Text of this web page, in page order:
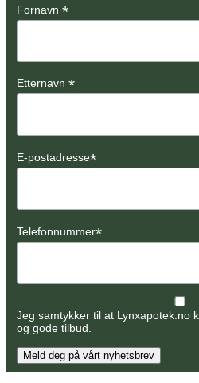
Fornavn *
Etternavn *
E-postadresse*
Telefonnummer*
Jeg samtykker til at Lynxapotek.no
og gode tilbud.
Meld deg på vårt nyhetsbrev